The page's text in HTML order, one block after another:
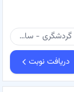
شیراز - معالی آباد- بین پزشکان و دوستان- جنب بانک گردشگری - ساختمان اوتانا یک - طبقه ۳ واحد ۳۰۶ - دکتر اسماعیل شکری
دریافت نوبت